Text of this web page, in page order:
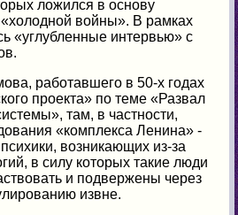
ложился в основу
«холодной войны». В рамках
«углубленные интервью» с
работавшего в 50-х годах
проекта» по теме «Развал
там, в частности,
«комплекса Ленина» -
возникающих из-за
в силу которых такие люди
и подвержены через
извне.